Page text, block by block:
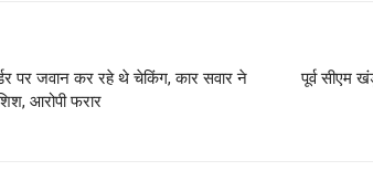
पर जवान कर रहे थे चेकिंग, कार सवार ने
आरोपी फरार
पूर्व सीएम